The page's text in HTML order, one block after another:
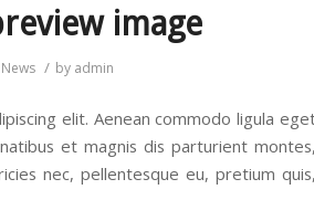
image
News / by admin
elit. Aenean commodo ligula
et magnis dis parturient montes,
nec, pellentesque eu, pretium quis,